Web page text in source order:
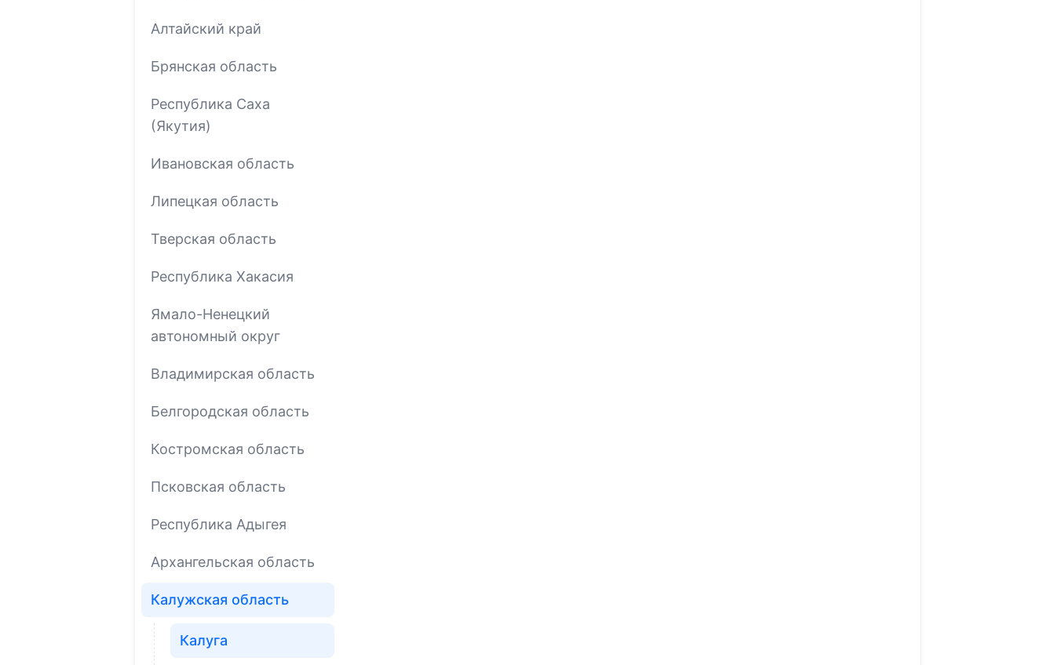
Алтайский край
Брянская область
Республика Саха
(Якутия)
Ивановская область
Липецкая область
Тверская область
Республика Хакасия
Ямало-Ненецкий
автономный округ
Владимирская область
Белгородская область
Костромская область
Псковская область
Республика Адыгея
Архангельская область
Калужская область
Калуга